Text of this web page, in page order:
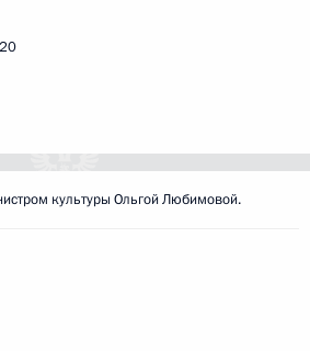
культуры Ольгой Любимовой.